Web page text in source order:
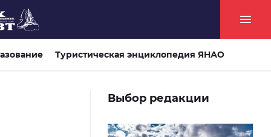
Туристическая энциклопедия ЯНАО
Выбор редакции